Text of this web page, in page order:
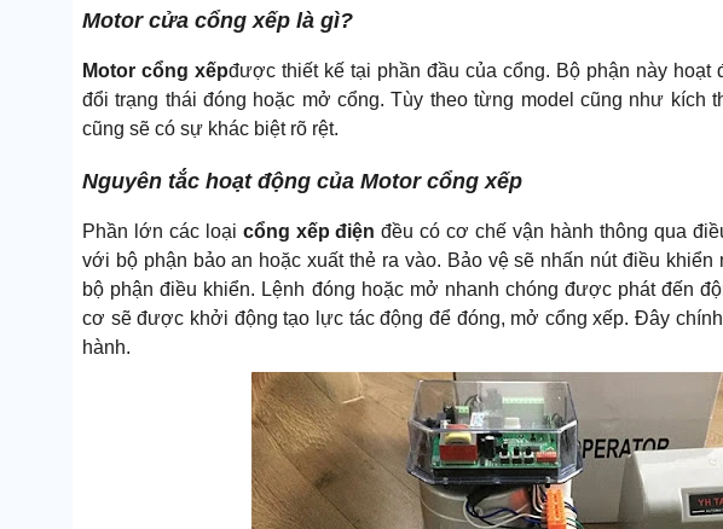
Motor cửa cổng xếp là gì?
Motor cổng xếpđược thiết kế tại phần đầu của cổng. Bộ phận này
đổi trạng thái đóng hoặc mở cổng. Tùy theo từng model cũng như kích
cũng sẽ có sự khác biệt rõ rệt.
Nguyên tắc hoạt động của Motor cổng xếp
Phần lớn các loại cổng xếp điệnđều có cơ chế vận hành thông qua
với bộ phận bảo an hoặc xuất thẻ ra vào. Bảo vệ sẽ nhấn nút điều
bộ phận điều khiển. Lệnh đóng hoặc mở nhanh chóng được phát đến
cơ sẽ được khởi động tạo lực tác động để đóng, mở cổng xếp. Đây
hành.